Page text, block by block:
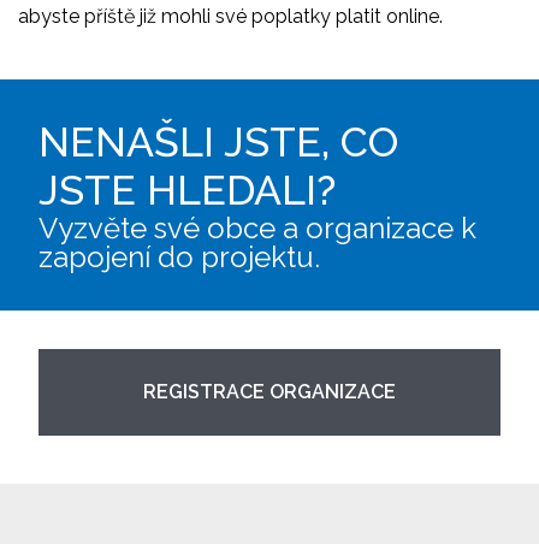
abyste příště již mohli své poplatky platit online.
NENAŠLI JSTE, CO
JSTE HLEDALI?
Vyzvěte své obce a organizace k
zapojení do projektu.
REGISTRACE ORGANIZACE